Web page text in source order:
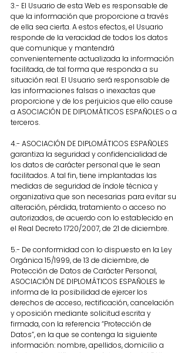
3.- El Usuario de esta Web es responsable de
que la información que proporcione a través
de ella sea cierta. A estos efectos, el Usuario
responde de la veracidad de todos los datos
que comunique y mantendrá
convenientemente actualizada la información
facilitada, de tal forma que responda a su
situación real. El Usuario será responsable de
las informaciones falsas o inexactas que
proporcione y de los perjuicios que ello cause
a ASOCIACIÓN DE DIPLOMÁTICOS ESPAÑOLES o a
terceros.
4.- ASOCIACIÓN DE DIPLOMÁTICOS ESPAÑOLES
garantiza la seguridad y confidencialidad de
los datos de carácter personal que le sean
facilitados. A tal fin, tiene implantadas las
medidas de seguridad de índole técnica y
organizativa que son necesarias para evitar su
alteración, pérdida, tratamiento o acceso no
autorizados, de acuerdo con lo establecido en
el Real Decreto 1720/2007, de 21 de diciembre.
5.- De conformidad con lo dispuesto en la Ley
Orgánica 15/1999, de 13 de diciembre, de
Protección de Datos de Carácter Personal,
ASOCIACIÓN DE DIPLOMÁTICOS ESPAÑOLES le
informa de la posibilidad de ejercer los
derechos de acceso, rectificación, cancelación
y oposición mediante solicitud escrita y
firmada, con la referencia “Protección de
Datos”, en la que se contenga la siguiente
información: nombre, apellidos, domicilio a